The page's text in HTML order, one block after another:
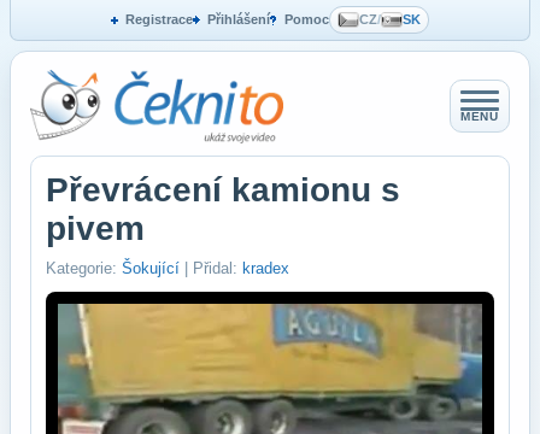
Registrace Přihlášení Pomoc CZ/ SK
MENU
Převrácení kamionu s
pivem
Kategorie: Šokující | Přidal: kradex